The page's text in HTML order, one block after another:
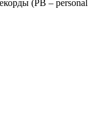
(PB – personal